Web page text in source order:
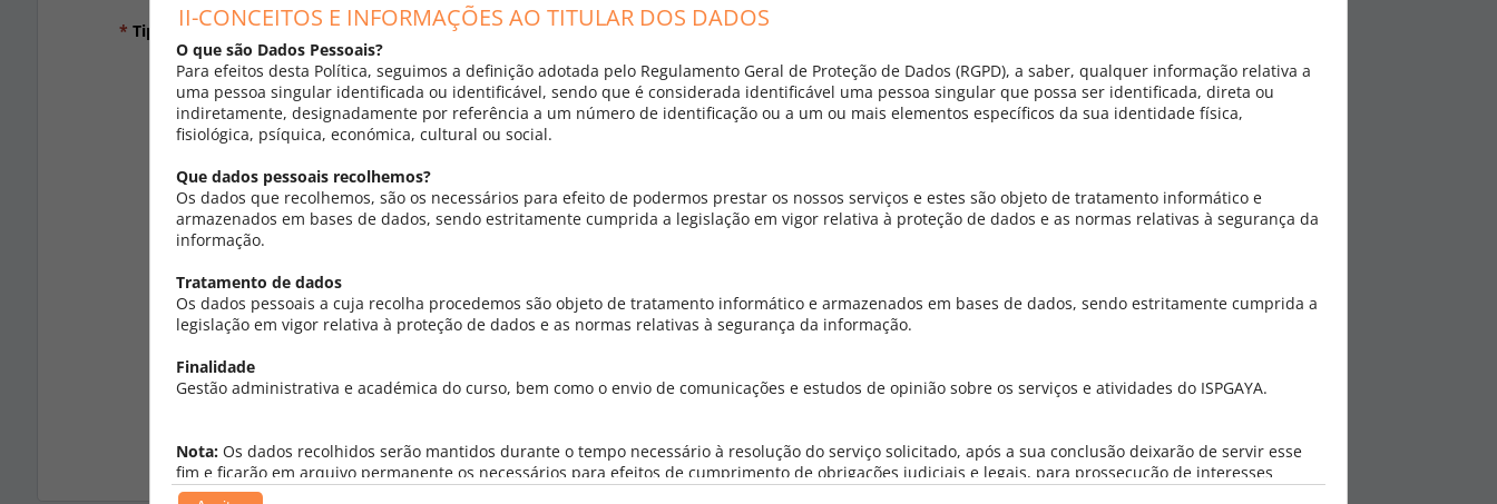
*Tipo Documento Identificação:
*País de Emissão:
*N.º Identificação:
Data de Validade:
Código de segurança:
Obter versão audio
*Código de segurança:
Digite todos os caracteres apresentados na imagem
Será usado como principal forma de contacto.
II-CONCEITOS E INFORMAÇÕES AO TITULAR DOS DADOS
O que são Dados Pessoais?
Para efeitos desta Política, seguimos a definição adotada pelo Regulamento Geral de Proteção de Dados (RGPD), a saber, qualquer informação relativa a
uma pessoa singular identificada ou identificável, sendo que é considerada identificável uma pessoa singular que possa ser identificada, direta ou
indiretamente, designadamente por referência a um número de identificação ou a um ou mais elementos específicos da sua identidade física,
fisiológica, psíquica, económica, cultural ou social.
Que dados pessoais recolhemos?
Os dados que recolhemos, são os necessários para efeito de podermos prestar os nossos serviços e estes são objeto de tratamento informático e
armazenados em bases de dados, sendo estritamente cumprida a legislação em vigor relativa à proteção de dados e as normas relativas à segurança da
informação.
Tratamento de dados
Os dados pessoais a cuja recolha procedemos são objeto de tratamento informático e armazenados em bases de dados, sendo estritamente cumprida a
legislação em vigor relativa à proteção de dados e as normas relativas à segurança da informação.
Finalidade
Gestão administrativa e académica do curso, bem como o envio de comunicações e estudos de opinião sobre os serviços e atividades do ISPGAYA.
Nota:Os dados recolhidos serão mantidos durante o tempo necessário à resolução do serviço solicitado, após a sua conclusão deixarão de servir esse
fim e ficarão em arquivo permanente os necessários para efeitos de cumprimento de obrigações judiciais e legais, para prossecução de interesses
legítimos do ISPGAYA. O titular, tem o direito de acesso aos seus dados e/ou retificação, cancelamento e oposição, conforme o Regulamento Geral de